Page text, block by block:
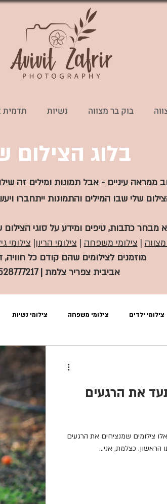
בוק בר מצווה נשיות תדמית
בלוג הצילום
ממראה עיניים - אבל תמונות ומילים זה
שלי שבו המילים והתמונות ייתחברו
מבחר כתבות, טיפים ומידע על סוגי
| צילומי משפחה | צילומי הריון| צילומי
מוזמנים לצילומים שהם קודם כל חוויה,
אביבית צפריר צלמת | 0528777217
צילומי ילדים צילומי משפחה צילומי נשיות
את הרגעים
צילומים שמנציחים את הרגעים
הראשון. כצלמת, אני...